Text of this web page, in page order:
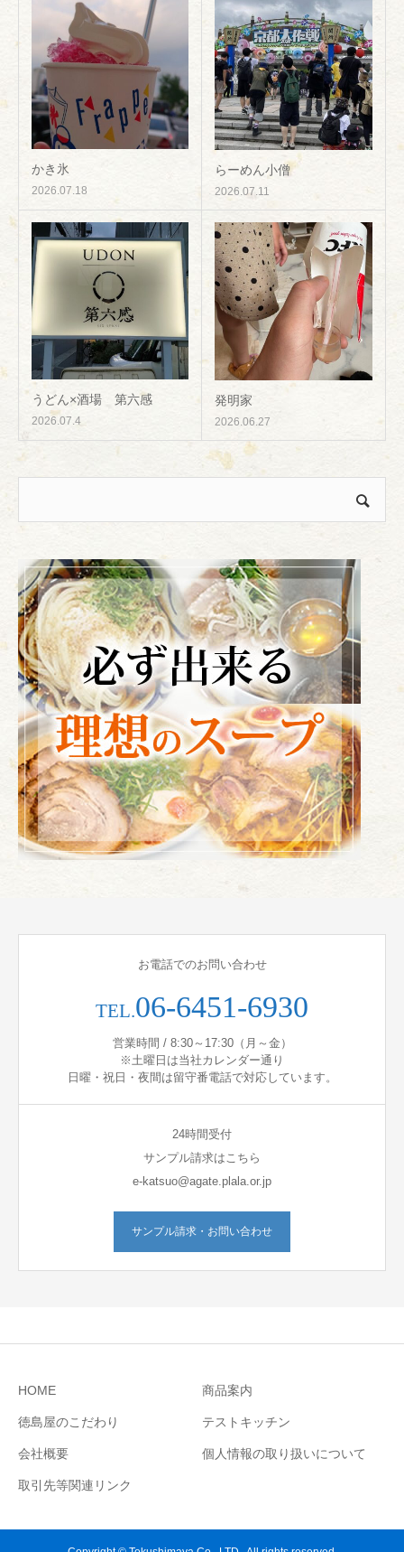
かき氷
2026.07.18
らーめん小僧
2026.07.11
うどん×酒場 第六感
2026.07.4
発明家
2026.06.27
お電話でのお問い合わせ
TEL.06-6451-6930
営業時間 / 8:30～17:30（月～金）
※土曜日は当社カレンダー通り
日曜・祝日・夜間は留守番電話で対応しています。
24時間受付
サンプル請求はこちら
e-katsuo@agate.plala.or.jp
サンプル請求・お問い合わせ
HOME 商品案内
徳島屋のこだわり テストキッチン
会社概要 個人情報の取り扱いについて
取引先等関連リンク